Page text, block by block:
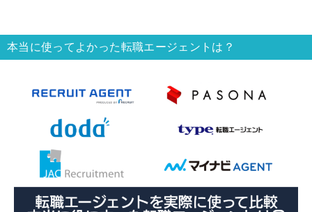
本当に使ってよかった転職エージェントは？